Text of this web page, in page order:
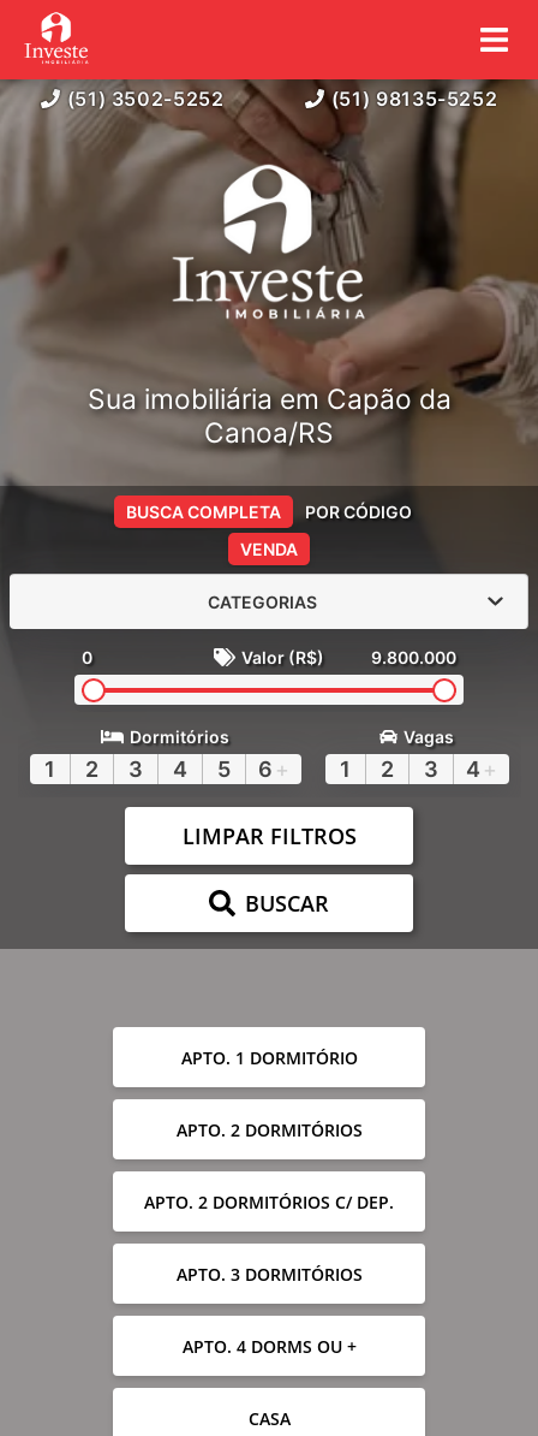
(51) 3502-5252 (51) 98135-5252
Sua imobiliária em Capão da
Canoa/RS
VENDA
BUSCA COMPLETA POR CÓDIGO
CATEGORIAS
0 Valor (R$) 9.800.000
Dormitórios
1 2 3 4 5 6 +
Vagas
1 2 3 4 +
LIMPAR FILTROS
BUSCAR
APTO. 1 DORMITÓRIO
APTO. 2 DORMITÓRIOS
APTO. 2 DORMITÓRIOS C/ DEP.
APTO. 3 DORMITÓRIOS
APTO. 4 DORMS OU +
CASA